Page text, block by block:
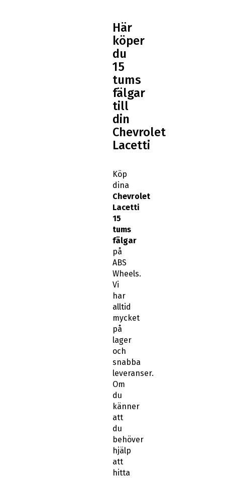
Här
köper
du
15
tums
fälgar
till
din
Chevrolet
Lacetti
Köp
dina
Chevrolet
Lacetti
15
tums
fälgar
på
ABS
Wheels.
Vi
har
alltid
mycket
på
lager
och
snabba
leveranser.
Om
du
känner
att
du
behöver
hjälp
att
hitta